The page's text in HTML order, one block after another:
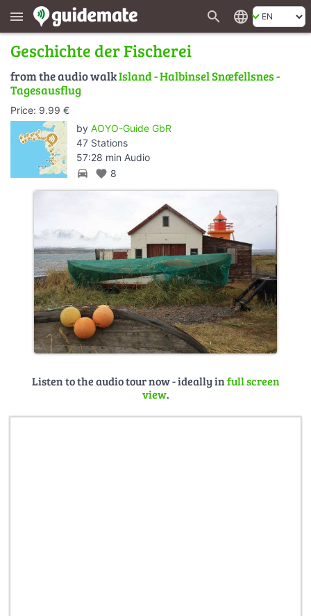
menu search language
Geschichte der Fischerei
from the audio walkIsland - Halbinsel Snæfellsnes -
Tagesausflug
Price: 9.99 €
by AOYO-Guide GbR
47 Stations
57:28 min Audio
directions_car favorite 8
Listen to the audio tour now - ideally infull screen
view.